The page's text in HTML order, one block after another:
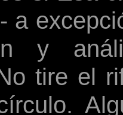
a
y
tire el